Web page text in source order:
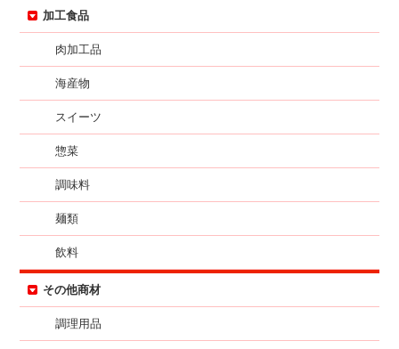
加工食品
肉加工品
海産物
スイーツ
惣菜
調味料
麺類
飲料
その他商材
調理用品